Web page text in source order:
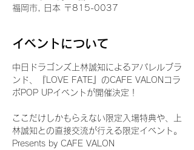
福岡市, 日本 〒815-0037
イベントについて
中日ドラゴンズ上林誠知によるアパレルブラ
ンド、『LOVE FATE』のCAFE VALONコラ
ボPOP UPイベントが開催決定！
ここだけしかもらえない限定入場特典や、上
林誠知との直接交流が行える限定イベント。
Presents by CAFE VALON